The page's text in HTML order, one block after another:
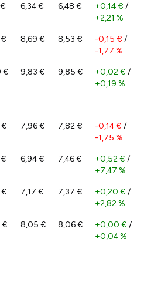
6,34 € 6,48 € +0,14 € /
+2,21 %
8,69 € 8,53 € -0,15 € /
-1,77 %
€ 9,83 € 9,85 € +0,02 € /
+0,19 %
€ 7,96 € 7,82 € -0,14 € /
-1,75 %
6,94 € 7,46 € +0,52 € /
+7,47 %
€ 7,17 € 7,37 € +0,20 € /
+2,82 %
€ 8,05 € 8,06 € +0,00 € /
+0,04 %